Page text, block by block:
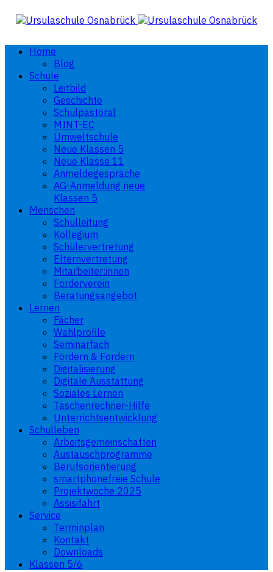
Home
Blog
Schule
Leitbild
Geschichte
Schulpastoral
MINT-EC
Umweltschule
Neue Klassen 5
Neue Klasse 11
Anmeldegespräche
AG-Anmeldung neue
Klassen 5
Menschen
Schulleitung
Kollegium
Schülervertretung
Elternvertretung
Mitarbeiter:innen
Förderverein
Beratungsangebot
Lernen
Fächer
Wahlprofile
Seminarfach
Fördern & Fordern
Digitalisierung
Digitale Ausstattung
Soziales Lernen
Taschenrechner-Hilfe
Unterrichtsentwicklung
Schulleben
Arbeitsgemeinschaften
Austauschprogramme
Berufsorientierung
smartphonefreie Schule
Projektwoche 2025
Assisifahrt
Service
Terminplan
Kontakt
Downloads
Klassen 5/6